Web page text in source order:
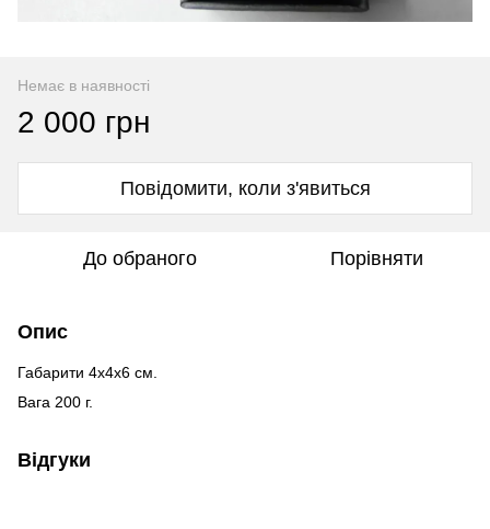
Немає в наявності
2 000 грн
Повідомити, коли з'явиться
До обраного Порівняти
Опис
Габарити 4х4х6 см.
Вага 200 г.
Відгуки